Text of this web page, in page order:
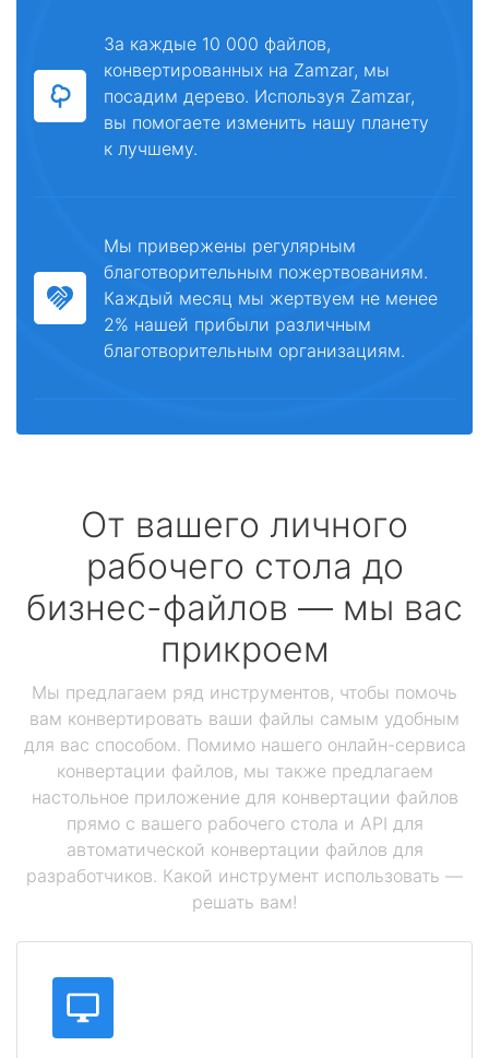
За каждые 10 000 файлов,
конвертированных на Zamzar, мы
посадим дерево. Используя Zamzar,
вы помогаете изменить нашу планету
к лучшему.
Мы привержены регулярным
благотворительным пожертвованиям.
Каждый месяц мы жертвуем не менее
2% нашей прибыли различным
благотворительным организациям.
От вашего личного
рабочего стола до
бизнес-файлов — мы вас
прикроем
Мы предлагаем ряд инструментов, чтобы помочь
вам конвертировать ваши файлы самым удобным
для вас способом. Помимо нашего онлайн-сервиса
конвертации файлов, мы также предлагаем
настольное приложение для конвертации файлов
прямо с вашего рабочего стола и API для
автоматической конвертации файлов для
разработчиков. Какой инструмент использовать —
решать вам!